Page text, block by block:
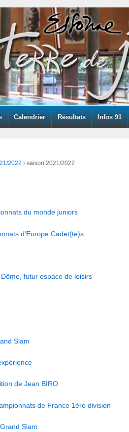
Calendrier Résultats Infos 91
2022 › saison 2021/2022
du monde juniors
d’Europe Cadet(te)s
futur espace de loisirs
Slam
de Jean BIRO
de France 1ère division
Slam